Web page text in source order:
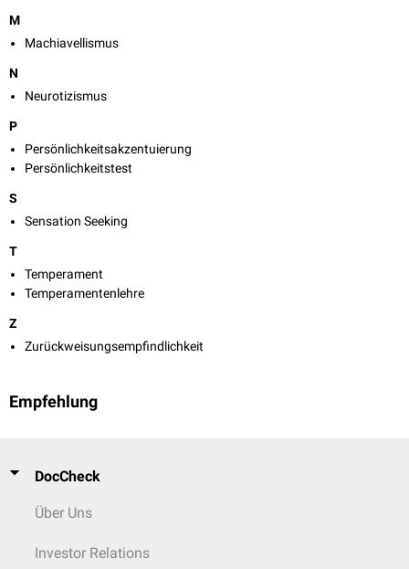
M
Machiavellismus
N
Neurotizismus
P
Persönlichkeitsakzentuierung
Persönlichkeitstest
S
Sensation Seeking
T
Temperament
Temperamentenlehre
Z
Zurückweisungsempfindlichkeit
Empfehlung
DocCheck
Über Uns
Investor Relations